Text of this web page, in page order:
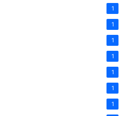
1
1
1
1
1
1
1